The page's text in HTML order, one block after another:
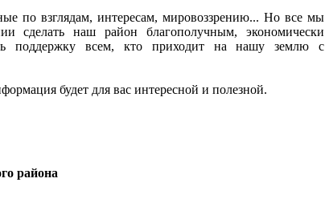
по взглядам, интересам, мировоззрению... Но все мы
сделать наш район благополучным, экономически
поддержку всем, кто приходит на нашу землю с
будет для вас интересной и полезной.
района